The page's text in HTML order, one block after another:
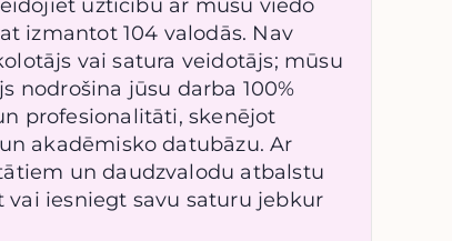
uzticību ar mūsu viedo
izmantot 104 valodās. Nav
vai satura veidotājs; mūsu
nodrošina jūsu darba 100%
profesionalitāti, skenējot
akadēmisko datubāzu. Ar
un daudzvalodu atbalstu
iesniegt savu saturu jebkur